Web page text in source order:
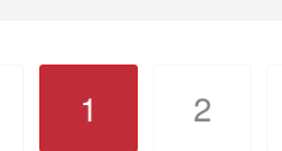
1 2